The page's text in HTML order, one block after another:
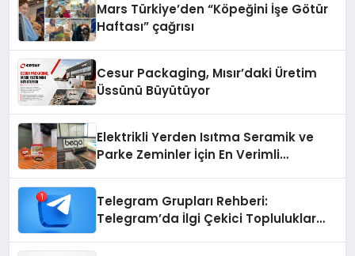
Mars Türkiye’den “Köpeğini İşe Götür
Haftası” çağrısı
Cesur Packaging, Mısır’daki Üretim
Üssünü Büyütüyor
Elektrikli Yerden Isıtma Seramik ve
Parke Zeminler İçin En Verimli
Telegram Grupları Rehberi:
Telegram’da İlgi Çekici Topluluklar